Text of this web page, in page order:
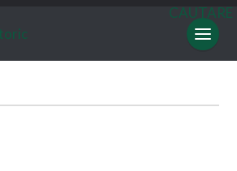
CAUTARE